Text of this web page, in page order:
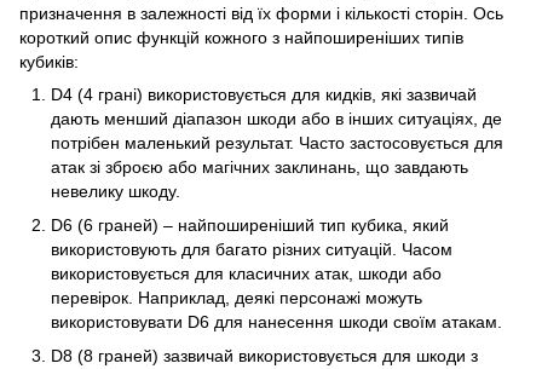
призначення в залежності від їх форми і кількості сторін. Ось
короткий опис функцій кожного з найпоширеніших типів
кубиків:
D4 (4 грані) використовується для кидків, які зазвичай
дають менший діапазон шкоди або в інших ситуаціях, де
потрібен маленький результат. Часто застосовується для
атак зі зброєю або магічних заклинань, що завдають
невелику шкоду.
D6 (6 граней) – найпоширеніший тип кубика, який
використовують для багато різних ситуацій. Часом
використовується для класичних атак, шкоди або
перевірок. Наприклад, деякі персонажі можуть
використовувати D6 для нанесення шкоди своїм атакам.
D8 (8 граней) зазвичай використовується для шкоди з